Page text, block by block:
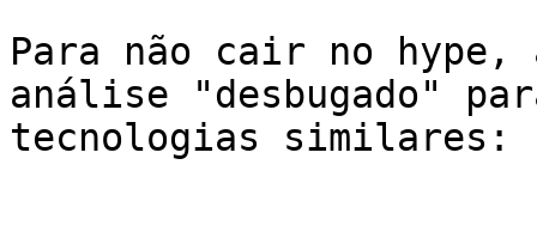
Para não cair no
análise "desbugado"
tecnologias similares: